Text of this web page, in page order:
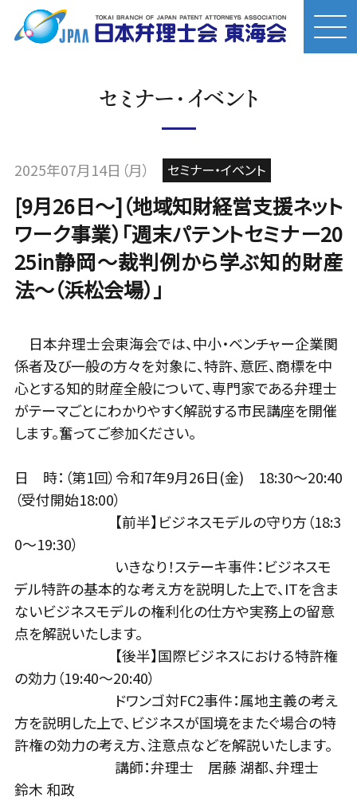
セミナー・イベント
[9月26日～]（地域知財経営支援ネット
ワーク事業）「週末パテントセミナー20
25in静岡～裁判例から学ぶ知的財産
法～（浜松会場）」
2025年07月14日（月） セミナー・イベント
日本弁理士会東海会では、中小・ベンチャー企業関
係者及び一般の方々を対象に、特許、意匠、商標を中
心とする知的財産全般について、専門家である弁理士
がテーマごとにわかりやすく解説する市民講座を開催
します。奮ってご参加ください。
日 時：（第1回）令和7年9月26日(金) 18:30～20:40
（受付開始18:00）
【前半】ビジネスモデルの守り方（18:3
0～19:30）
いきなり！ステーキ事件：ビジネスモ
デル特許の基本的な考え方を説明した上で、ITを含ま
ないビジネスモデルの権利化の仕方や実務上の留意
点を解説いたします。
【後半】国際ビジネスにおける特許権
の効力（19:40～20:40）
ドワンゴ対FC2事件：属地主義の考え
方を説明した上で、ビジネスが国境をまたぐ場合の特
許権の効力の考え方、注意点などを解説いたします。
講師：弁理士 居藤 湖都、弁理士
鈴木 和政